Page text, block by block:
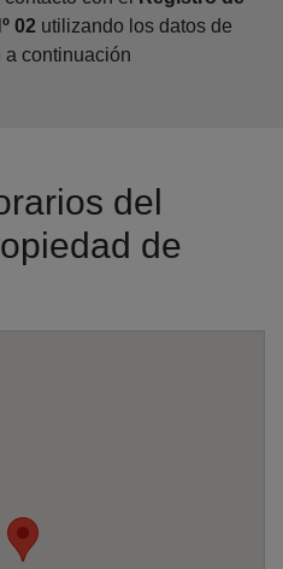
02 utilizando los datos de
a continuación
del
de